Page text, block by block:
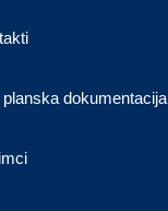
dokumentacija